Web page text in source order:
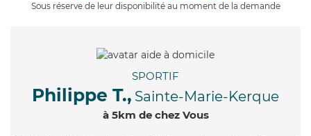
Sous réserve de leur disponibilité au moment de la demande
SPORTIF
Philippe T., Sainte-Marie-Kerque
à 5km de chez Vous